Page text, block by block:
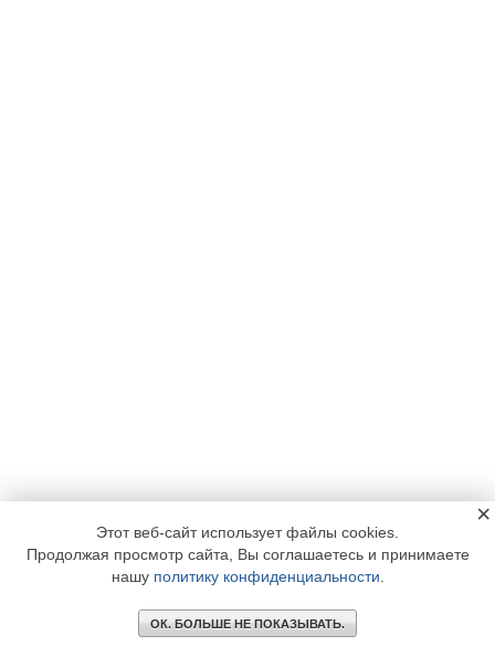
Этот веб-сайт использует файлы cookies.
Продолжая просмотр сайта, Вы соглашаетесь и принимаете
нашу политику конфиденциальности
ОК. БОЛЬШЕ НЕ ПОКАЗЫВАТЬ.
×